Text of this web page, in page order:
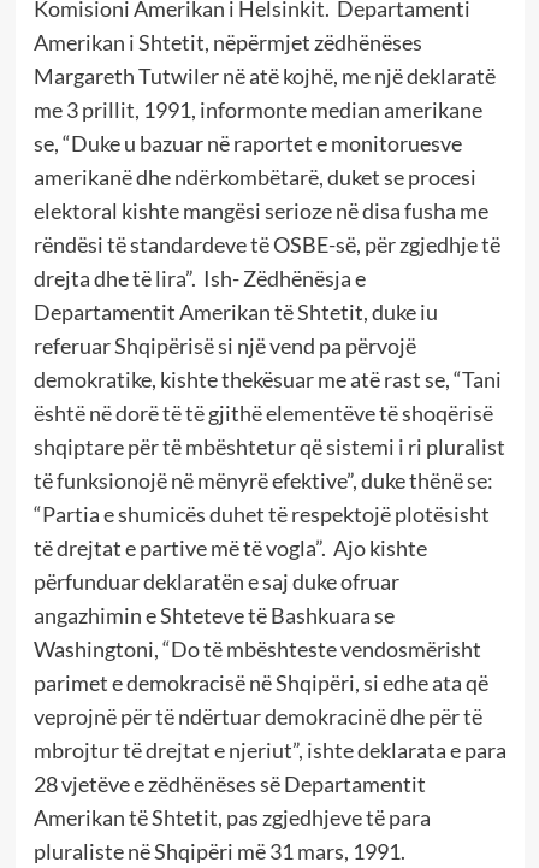
Komisioni Amerikan i Helsinkit. Departamenti
Amerikan i Shtetit, nëpërmjet zëdhënëses
Margareth Tutwiler në atë kojhë, me një deklaratë
me 3 prillit, 1991, informonte median amerikane
se, “Duke u bazuar në raportet e monitoruesve
amerikanë dhe ndërkombëtarë, duket se procesi
elektoral kishte mangësi serioze në disa fusha me
rëndësi të standardeve të OSBE-së, për zgjedhje të
drejta dhe të lira”. Ish- Zëdhënësja e
Departamentit Amerikan të Shtetit, duke iu
referuar Shqipërisë si një vend pa përvojë
demokratike, kishte thekësuar me atë rast se, “Tani
është në dorë të të gjithë elementëve të shoqërisë
shqiptare për të mbështetur që sistemi i ri pluralist
të funksionojë në mënyrë efektive”, duke thënë se:
“Partia e shumicës duhet të respektojë plotësisht
të drejtat e partive më të vogla”. Ajo kishte
përfunduar deklaratën e saj duke ofruar
angazhimin e Shteteve të Bashkuara se
Washingtoni, “Do të mbështeste vendosmërisht
parimet e demokracisë në Shqipëri, si edhe ata që
veprojnë për të ndërtuar demokracinë dhe për të
mbrojtur të drejtat e njeriut”, ishte deklarata e para
28 vjetëve e zëdhënëses së Departamentit
Amerikan të Shtetit, pas zgjedhjeve të para
pluraliste në Shqipëri më 31 mars, 1991.